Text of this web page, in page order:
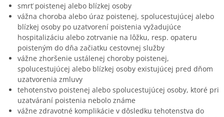
smrť poistenej alebo blízkej osoby
vážna choroba alebo úraz poistenej, spolucestujúcej alebo
blízkej osoby po uzatvorení poistenia vyžadujúce
hospitalizáciu alebo zotrvanie na lôžku, resp. opateru
poisteným do dňa začiatku cestovnej služby
vážne zhoršenie ustálenej choroby poistenej,
spolucestujúcej alebo blízkej osoby existujúcej pred dňom
uzatvorenia zmluvy
tehotenstvo poistenej alebo spolucestujúcej osoby, ktoré pri
uzatváraní poistenia nebolo známe
vážne zdravotné komplikácie v dôsledku tehotenstva do